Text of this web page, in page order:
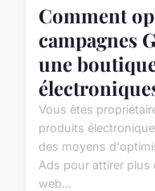
Comment
campagnes
une
Vous êtes
produits
des moyens
Ads pour attirer plus
web...